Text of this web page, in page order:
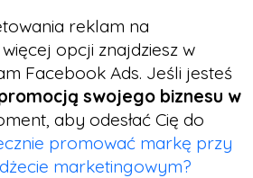
reklam na
opcji znajdziesz w
Facebook Ads. Jeśli jesteś
swojego biznesu w
aby odesłać Cię do
promować markę przy
marketingowym?